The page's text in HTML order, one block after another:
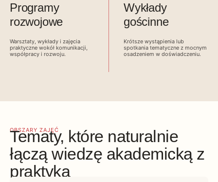
Programy
rozwojowe
Warsztaty, wykłady i zajęcia
praktyczne wokół komunikacji,
współpracy i rozwoju.
Wykłady
gościnne
Krótsze wystąpienia lub
spotkania tematyczne z mocnym
osadzeniem w doświadczeniu.
OBSZARY ZAJĘĆ
Tematy, które naturalnie
łączą wiedzę akademicką z
praktyką